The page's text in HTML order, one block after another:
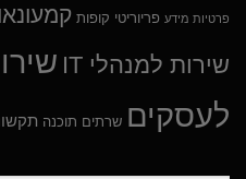
פרטיות מידע פריוריטי קופות
שירות למנהלי IT
לעסקים שרתים תוכנה